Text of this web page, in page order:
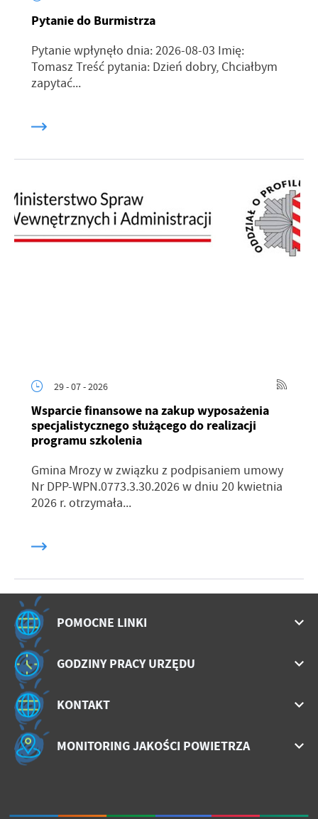
Pytanie do Burmistrza
Pytanie wpłynęło dnia: 2026-08-03 Imię:
Tomasz Treść pytania: Dzień dobry, Chciałbym
zapytać...
29 - 07 - 2026
Wsparcie finansowe na zakup wyposażenia
specjalistycznego służącego do realizacji
programu szkolenia
Gmina Mrozy w związku z podpisaniem umowy
Nr DPP-WPN.0773.3.30.2026 w dniu 20 kwietnia
2026 r. otrzymała...
POMOCNE LINKI
GODZINY PRACY URZĘDU
KONTAKT
MONITORING JAKOŚCI POWIETRZA